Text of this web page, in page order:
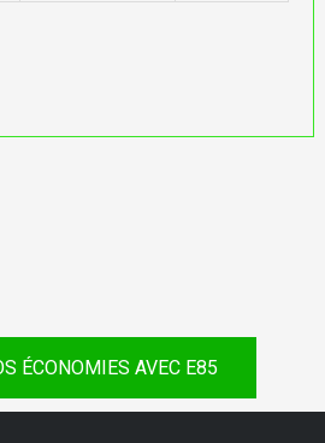
ÉCONOMIES AVEC E85